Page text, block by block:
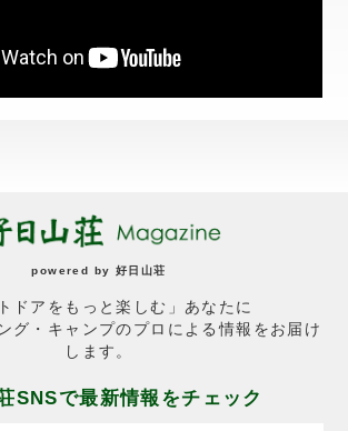
powered by 好日山荘
ドアをもっと楽しむ」あなたに
グ・キャンプのプロによる情報をお届け
します。
SNSで最新情報をチェック